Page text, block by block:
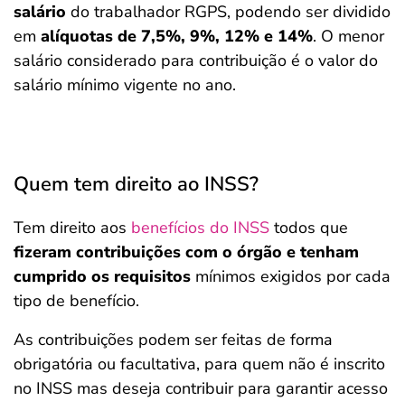
salário do trabalhador RGPS, podendo ser dividido
em alíquotas de 7,5%, 9%, 12% e 14%. O menor
salário considerado para contribuição é o valor do
salário mínimo vigente no ano.
Quem tem direito ao INSS?
Tem direito aos benefícios do INSS todos que
fizeram contribuições com o órgão e tenham
cumprido os requisitos mínimos exigidos por cada
tipo de benefício.
As contribuições podem ser feitas de forma
obrigatória ou facultativa, para quem não é inscrito
no INSS mas deseja contribuir para garantir acesso